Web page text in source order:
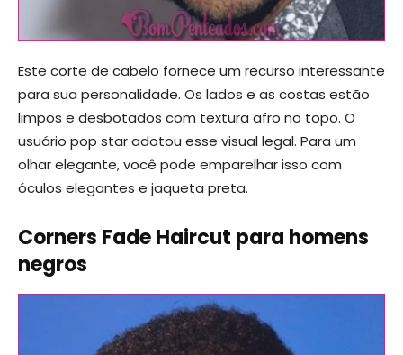
Este corte de cabelo fornece um recurso interessante
para sua personalidade. Os lados e as costas estão
limpos e desbotados com textura afro no topo. O
usuário pop star adotou esse visual legal. Para um
olhar elegante, você pode emparelhar isso com
óculos elegantes e jaqueta preta.
Corners Fade Haircut para homens
negros